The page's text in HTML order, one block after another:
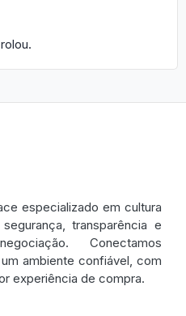
especializado em cultura
transparência e
Conectamos
ambiente confiável, com
experiência de compra.